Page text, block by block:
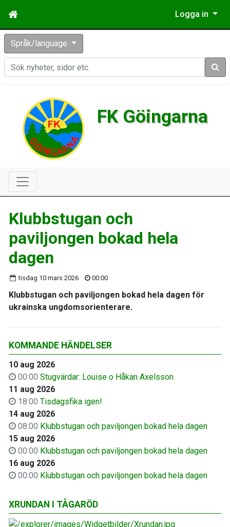
Logga in
Språk/language
Sök
FK Göingarna
KOMMANDE HÄNDELSER
10 aug 2026
00:00 Stugvärdar: Louise o Håkan Axelsson
11 aug 2026
18:00 Tisdagsfika igen!
14 aug 2026
08:00 Klubbstugan och paviljongen bokad hela dagen
15 aug 2026
00:00 Klubbstugan och paviljongen bokad hela dagen
16 aug 2026
00:00 Klubbstugan och paviljongen bokad hela dagen
Klubbstugan och
paviljongen bokad hela
dagen
tisdag 10 mars 2026 00:00
Klubbstugan och paviljongen bokad hela dagen för
ukrainska ungdomsorienterare.
XRUNDAN I TÅGARÖD